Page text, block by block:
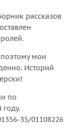
рассказов
мои
Историй
по
году.
35/01108226